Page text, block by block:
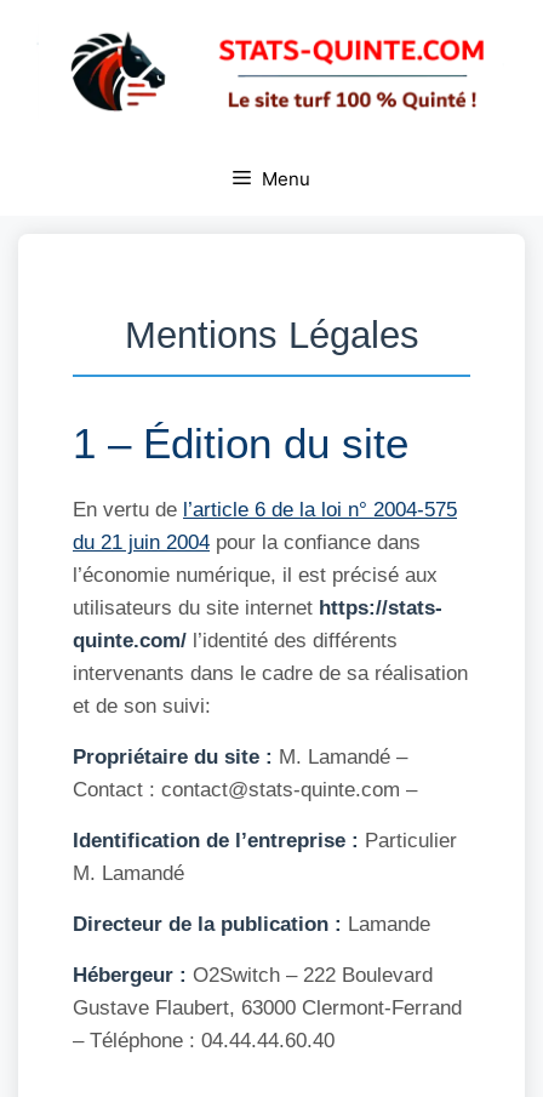
Menu
Mentions Légales
1 – Édition du site
En vertu de l’article 6 de la loi n° 2004-575
du 21 juin 2004 pour la confiance dans
l’économie numérique, il est précisé aux
utilisateurs du site internet https://stats-
quinte.com/ l’identité des différents
intervenants dans le cadre de sa réalisation
et de son suivi:
Propriétaire du site : M. Lamandé –
Contact : contact@stats-quinte.com –
Identification de l’entreprise : Particulier
M. Lamandé
Directeur de la publication : Lamande
Hébergeur : O2Switch – 222 Boulevard
Gustave Flaubert, 63000 Clermont-Ferrand
– Téléphone : 04.44.44.60.40